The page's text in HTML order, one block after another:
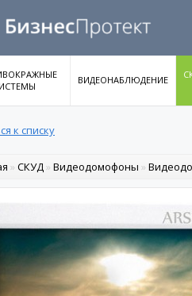
ВИДЕОНАБЛЮДЕНИЕ
к списку
» СКУД» Видеодомофоны »